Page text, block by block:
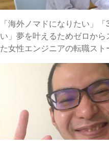
「海外ノマドになりたい」
い」夢を叶えるためゼロから
た女性エンジニアの転職スト